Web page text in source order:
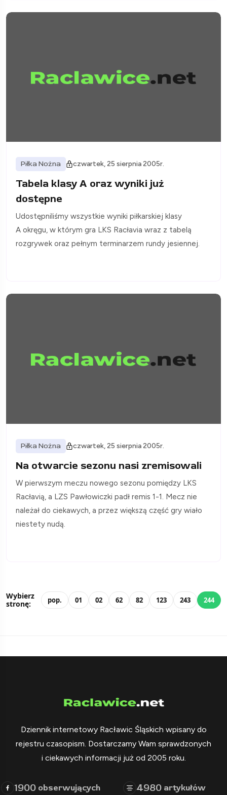
Piłka Nożna czwartek, 25 sierpnia 2005r.
Tabela klasy A oraz wyniki już
dostępne
Udostępniliśmy wszystkie wyniki piłkarskiej klasy
A okręgu, w którym gra LKS Racłavia wraz z tabelą
rozgrywek oraz pełnym terminarzem rundy jesiennej.
Piłka Nożna czwartek, 25 sierpnia 2005r.
Na otwarcie sezonu nasi zremisowali
W pierwszym meczu nowego sezonu pomiędzy LKS
Racłavią, a LZS Pawłowiczki padł remis 1-1. Mecz nie
należał do ciekawych, a przez większą część gry wiało
niestety nudą.
Wybierz
stronę:
pop. 01 02 62 82 123 243 244
Dziennik internetowy Racławic Śląskich wpisany do
rejestru czasopism. Dostarczamy Wam sprawdzonych
i ciekawych informacji już od 2005 roku.
1900 obserwujących 4980 artykułów